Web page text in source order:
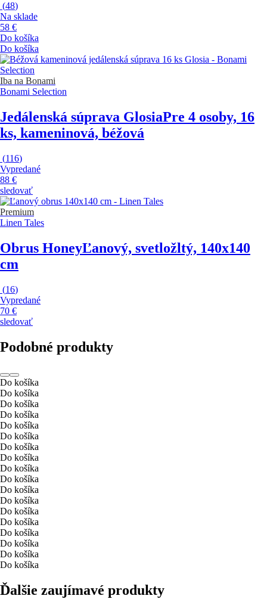
(48)
Na sklade
58 €
Do košíka
Do košíka
Iba na Bonami
Bonami Selection
Jedálenská súprava GlosiaPre 4 osoby, 16
ks, kameninová, béžová
(116)
Vypredané
88 €
sledovať
Premium
Linen Tales
Obrus HoneyĽanový, svetložltý, 140x140
cm
(16)
Vypredané
70 €
sledovať
Podobné produkty
Do košíka
Do košíka
Do košíka
Do košíka
Do košíka
Do košíka
Do košíka
Do košíka
Do košíka
Do košíka
Do košíka
Do košíka
Do košíka
Do košíka
Do košíka
Do košíka
Do košíka
Do košíka
Ďalšie zaujímavé produkty